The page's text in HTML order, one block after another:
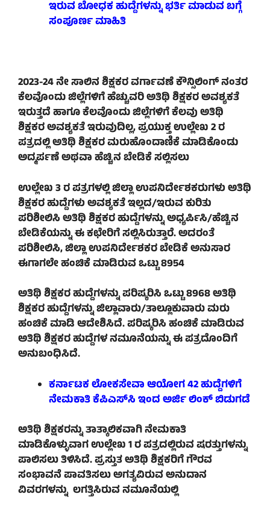
ಇರುವ ಬೋಧಕ ಹುದ್ದೆಗಳನ್ನು ಭರ್ತಿ ಮಾಡುವ ಬಗ್ಗೆ
ಸಂಪೂರ್ಣ ಮಾಹಿತಿ
2023-24 ನೇ ಸಾಲಿನ ಶಿಕ್ಷಕರ ವರ್ಗಾವಣೆ ಕೌನ್ಸಿಲಿಂಗ್ ನಂತರ
ಕೆಲವೊಂದು ಜಿಲ್ಲೆಗಳಿಗೆ ಹೆಚ್ಚುವರಿ ಅತಿಥಿ ಶಿಕ್ಷಕರ ಅವಶ್ಯಕತೆ
ಇರುತ್ತದೆ ಹಾಗೂ ಕೆಲವೊಂದು ಜಿಲ್ಲೆಗಳಿಗೆ ಕೆಲವು ಅತಿಥಿ
ಶಿಕ್ಷಕರ ಅವಶ್ಯಕತೆ ಇರುವುದಿಲ್ಲ, ಪ್ರಯುಕ್ತ ಉಲ್ಲೇಖ 2 ರ
ಪತ್ರದಲ್ಲಿ ಅತಿಥಿ ಶಿಕ್ಷಕರ ಮರುಹೊಂದಾಣಿಕೆ ಮಾಡಿಕೊಂಡು
ಅದ್ಮರ್ಪಣೆ ಅಥವಾ ಹೆಚ್ಚಿನ ಬೇಡಿಕೆ ಸಲ್ಲಿಸಲು
ಉಲ್ಲೇಖ 3 ರ ಪತ್ರಗಳಲ್ಲಿ ಜಿಲ್ಲಾ ಉಪನಿರ್ದೇಶಕರುಗಳು ಅತಿಥಿ
ಶಿಕ್ಷಕರ ಹುದ್ದೆಗಳು ಅವಶ್ಯಕತೆ ಇಲ್ಲದ/ಇರುವ ಕುರಿತು
ಪರಿಶೀಲಿಸಿ ಅತಿಥಿ ಶಿಕ್ಷಕರ ಹುದ್ದೆಗಳನ್ನು ಅಧ್ಯರ್ಪಿಸಿ/ಹೆಚ್ಚಿನ
ಬೇಡಿಕೆಯನ್ನು ಈ ಕಛೇರಿಗೆ ಸಲ್ಲಿಸಿರುತ್ತಾರೆ. ಅದರಂತೆ
ಪರಿಶೀಲಿಸಿ, ಜಿಲ್ಲಾ ಉಪನಿರ್ದೇಶಕರ ಬೇಡಿಕೆ ಅನುಸಾರ
ಈಗಾಗಲೇ ಹಂಚಿಕೆ ಮಾಡಿರುವ ಒಟ್ಟು 8954
ಅತಿಥಿ ಶಿಕ್ಷಕರ ಹುದ್ದೆಗಳನ್ನು ಪರಿಷ್ಕರಿಸಿ ಒಟ್ಟು 8968 ಅತಿಥಿ
ಶಿಕ್ಷಕರ ಹುದ್ದೆಗಳನ್ನು ಜಿಲ್ಲಾವಾರು/ತಾಲ್ಲೂಕುವಾರು ಮರು
ಹಂಚಿಕೆ ಮಾಡಿ ಆದೇಶಿಸಿದೆ. ಪರಿಷ್ಕರಿಸಿ ಹಂಚಿಕೆ ಮಾಡಿರುವ
ಅತಿಥಿ ಶಿಕ್ಷಕರ ಹುದ್ದೆಗಳ ನಮೂನೆಯನ್ನು ಈ ಪತ್ರದೊಂದಿಗೆ
ಅನುಬಂಧಿಸಿದೆ.
ಕರ್ನಾಟಕ ಲೋಕಸೇವಾ ಆಯೋಗ 42 ಹುದ್ದೆಗಳಿಗೆ
ನೇಮಕಾತಿ ಕೆಪಿಎಸ್‌ಸಿ ಇಂದ ಅರ್ಜಿ ಲಿಂಕ್ ಬಿಡುಗಡೆ
ಅತಿಥಿ ಶಿಕ್ಷಕರನ್ನು ತಾತ್ಕಾಲಿಕವಾಗಿ ನೇಮಕಾತಿ
ಮಾಡಿಕೊಳ್ಳುವಾಗ ಉಲ್ಲೇಖ 1 ರ ಪತ್ರದಲ್ಲಿರುವ ಷರತ್ತುಗಳನ್ನು
ಪಾಲಿಸಲು ತಿಳಿಸಿದೆ. ಪ್ರಸ್ತುತ ಅತಿಥಿ ಶಿಕ್ಷಕರಿಗೆ ಗೌರವ
ಸಂಭಾವನೆ ಪಾವತಿಸಲು ಅಗತ್ಯವಿರುವ ಅನುದಾನ
ವಿವರಗಳನ್ನು ಲಗತ್ತಿಸಿರುವ ನಮೂನೆಯಲ್ಲಿ